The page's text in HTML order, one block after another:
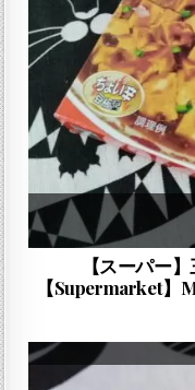
【スーパー
【Supermarket】